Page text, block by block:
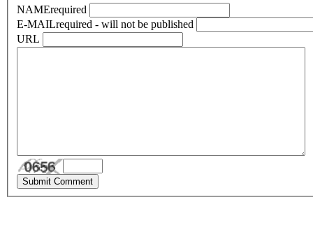
NAMErequired
E-MAILrequired - will not be published
URL